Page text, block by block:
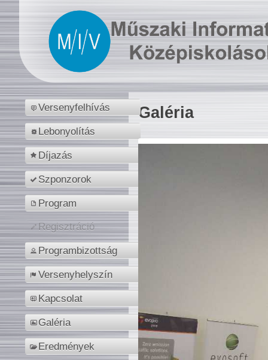
Versenyfelhívás
Lebonyolítás
Díjazás
Szponzorok
Program
Regisztráció
Programbizottság
Versenyhelyszín
Kapcsolat
Galéria
Eredmények
Galéria